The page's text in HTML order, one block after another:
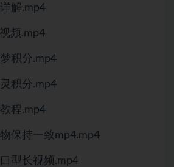
解.mp4
频.mp4
积分.mp4
积分.mp4
程.mp4
保持一致mp4.mp4
型长视频.mp4